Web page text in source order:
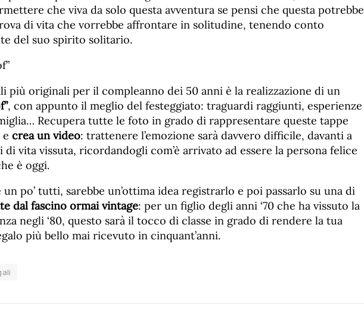
che viva da solo questa avventura se pensi che questa potrebbe
di vita che vorrebbe affrontare in solitudine, tenendo conto
del suo spirito solitario.
più originali per il compleanno dei 50 anni è la realizzazione di un
, con appunto il meglio del festeggiato: traguardi raggiunti, esperienze
Recupera tutte le foto in grado di rappresentare queste tappe
crea un video: trattenere l’emozione sarà davvero difficile, davanti a
di vita vissuta, ricordandogli com’è arrivato ad essere la persona felice
è oggi.
po’ tutti, sarebbe un’ottima idea registrarlo e poi passarlo su una di
dal fascino ormai vintage: per un figlio degli anni ‘70 che ha vissuto la
negli ‘80, questo sarà il tocco di classe in grado di rendere la tua
più bello mai ricevuto in cinquant’anni.